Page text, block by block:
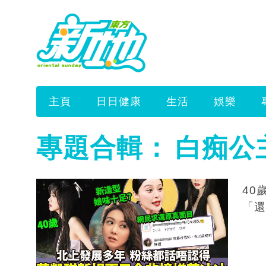
主頁 日日健康 生活 娛樂
專題合輯： 白痴公
40歲
「